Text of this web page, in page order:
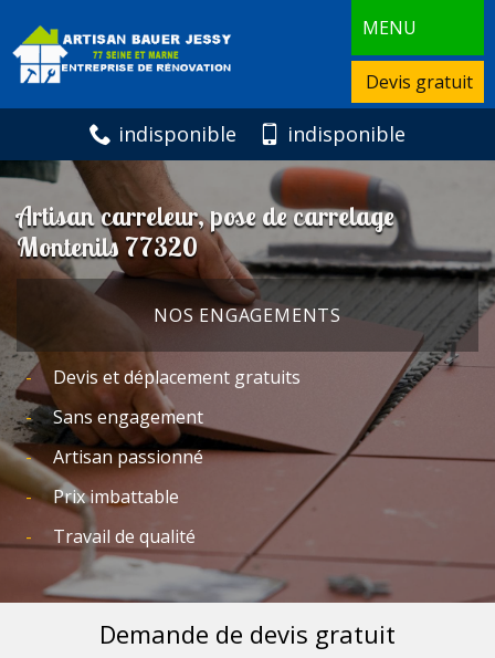
MENU
Devis gratuit
indisponible indisponible
Artisan carreleur, pose de carrelage
Montenils 77320
NOS ENGAGEMENTS
Devis et déplacement gratuits
Sans engagement
Artisan passionné
Prix imbattable
Travail de qualité
Demande de devis gratuit